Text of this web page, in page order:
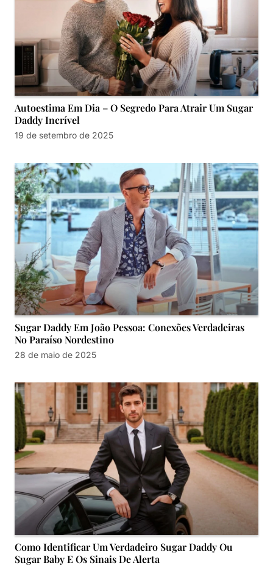
Autoestima Em Dia – O Segredo Para Atrair Um Sugar
Daddy Incrível
19 de setembro de 2025
Sugar Daddy Em João Pessoa: Conexões Verdadeiras
No Paraíso Nordestino
28 de maio de 2025
Como Identificar Um Verdadeiro Sugar Daddy Ou
Sugar Baby E Os Sinais De Alerta